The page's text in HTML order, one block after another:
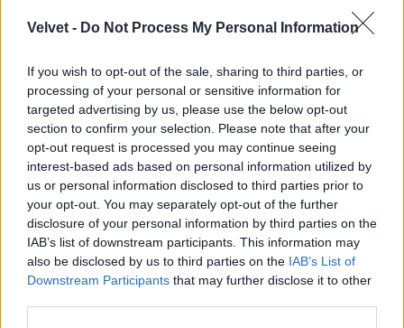
Velvet - Do Not Process My Personal Information
If you wish to opt-out of the sale, sharing to third parties, or
processing of your personal or sensitive information for
targeted advertising by us, please use the below opt-out
section to confirm your selection. Please note that after your
opt-out request is processed you may continue seeing
interest-based ads based on personal information utilized by
us or personal information disclosed to third parties prior to
your opt-out. You may separately opt-out of the further
disclosure of your personal information by third parties on the
IAB’s list of downstream participants. This information may
also be disclosed by us to third parties on the IAB’s List of
Downstream Participants that may further disclose it to other
Így nézett ki Freddie Mercury 1973-ban!
Fotó: Michael Putland / Getty Images Hungary #8
Jön még kép!